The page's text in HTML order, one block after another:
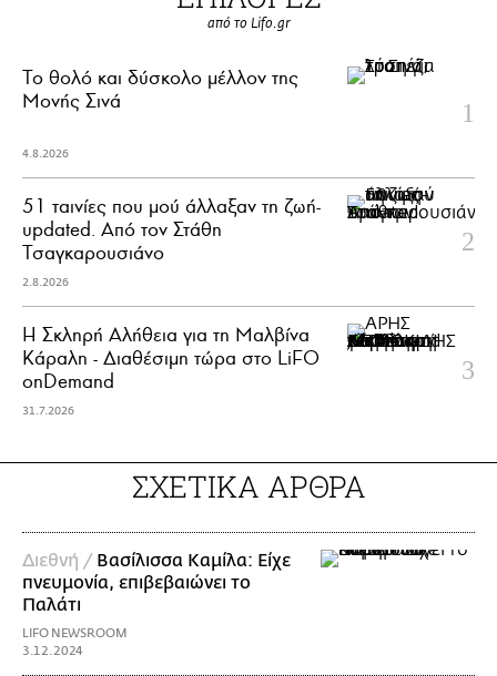
από το Lifo.gr
Το θολό και δύσκολο μέλλον της
Μονής Σινά
4.8.2026
51 ταινίες που μού άλλαξαν τη ζωή-
updated. Aπό τον Στάθη
Τσαγκαρουσιάνο
2.8.2026
Η Σκληρή Αλήθεια για τη Μαλβίνα
Κάραλη - Διαθέσιμη τώρα στo LiFO
onDemand
31.7.2026
ΣΧΕΤΙΚΑ ΑΡΘΡΑ
Διεθνή / Βασίλισσα Καμίλα: Είχε
πνευμονία, επιβεβαιώνει το
Παλάτι
LIFO NEWSROOM
3.12.2024